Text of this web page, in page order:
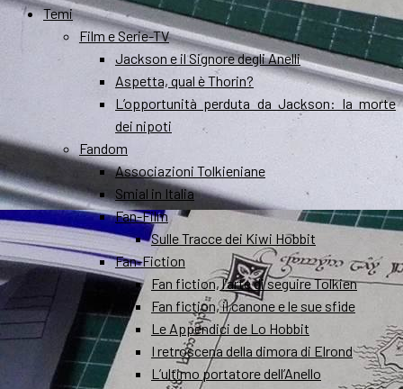
Temi
Film e Serie-TV
Jackson e il Signore degli Anelli
Aspetta, qual è Thorin?
L’opportunità perduta da Jackson: la morte
dei nipoti
Fandom
Associazioni Tolkieniane
Smial in Italia
Fan-Film
Sulle Tracce dei Kiwi Hobbit
Fan-Fiction
Fan fiction, l’arte di seguire Tolkien
Fan fiction, il canone e le sue sfide
Le Appendici de Lo Hobbit
I retroscena della dimora di Elrond
L’ultimo portatore dell’Anello